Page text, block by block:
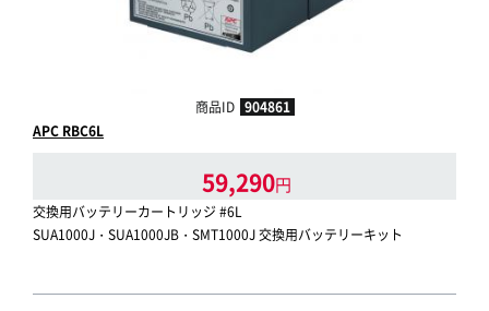
商品ID 904861
APC RBC6L
59,290円
交換用バッテリーカートリッジ #6L
SUA1000J・SUA1000JB・SMT1000J 交換用バッテリーキット